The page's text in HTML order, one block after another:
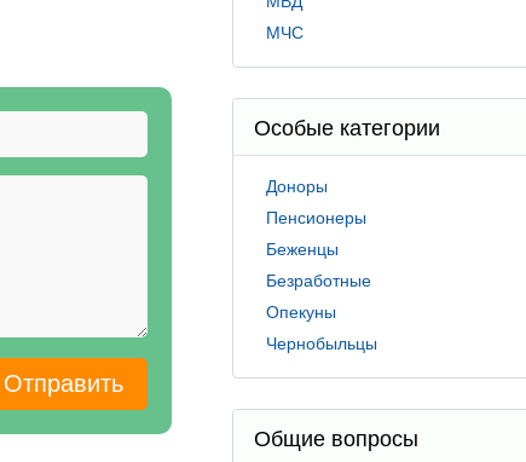
МЧС
Особые категории
Доноры
Пенсионеры
Беженцы
Безработные
Опекуны
Чернобыльцы
Общие вопросы